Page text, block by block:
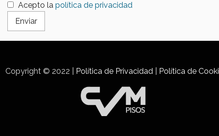
Acepto la política de privacidad
Copyright © 2022 | Política de Privacidad Política de